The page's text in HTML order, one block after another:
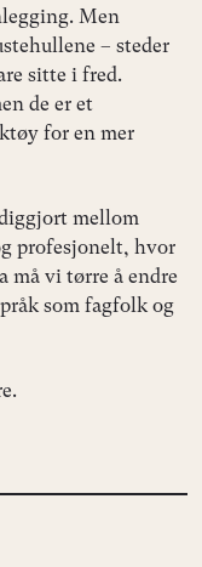
Men
– steder
sitte i fred.
de er et
for en mer
mellom
profesjonelt, hvor
må vi tørre å endre
som fagfolk og